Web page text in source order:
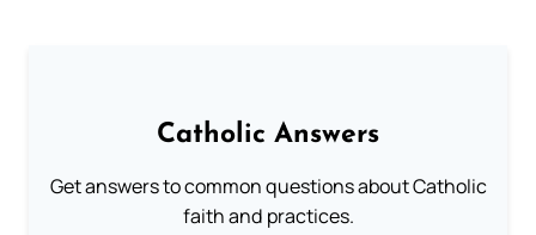
Catholic Answers
Get answers to common questions about Catholic
faith and practices.